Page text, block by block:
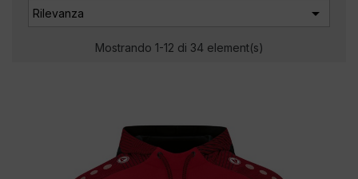
Rilevanza 
Mostrando 1-12 di 34 element(s)